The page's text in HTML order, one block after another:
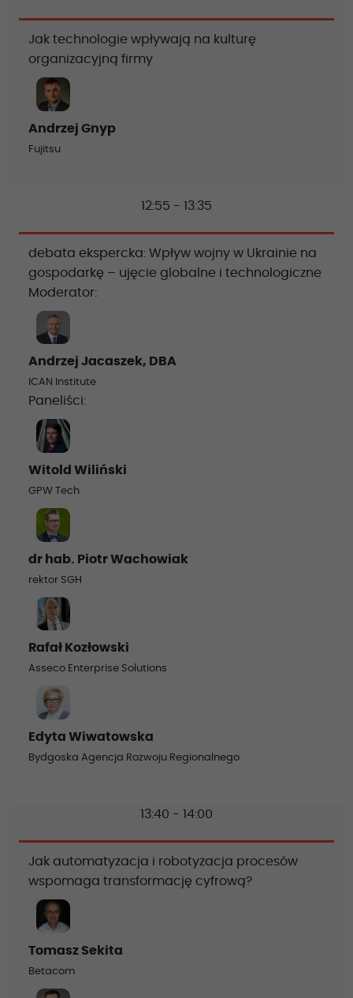
Jak technologie wpływają na kulturę
organizacyjną firmy
Andrzej Gnyp
Fujitsu
12:55 - 13:35
debata ekspercka: Wpływ wojny w Ukrainie na
gospodarkę – ujęcie globalne i technologiczne
Moderator:
Andrzej Jacaszek, DBA
ICAN Institute
Paneliści:
Witold Wiliński
GPW Tech
dr hab. Piotr Wachowiak
rektor SGH
Rafał Kozłowski
Asseco Enterprise Solutions
Edyta Wiwatowska
Bydgoska Agencja Rozwoju Regionalnego
13:40 - 14:00
Jak automatyzacja i robotyzacja procesów
wspomaga transformację cyfrową?
Tomasz Sekita
Betacom